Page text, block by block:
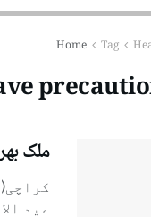
Home Tag
ملک بھر میں
عید